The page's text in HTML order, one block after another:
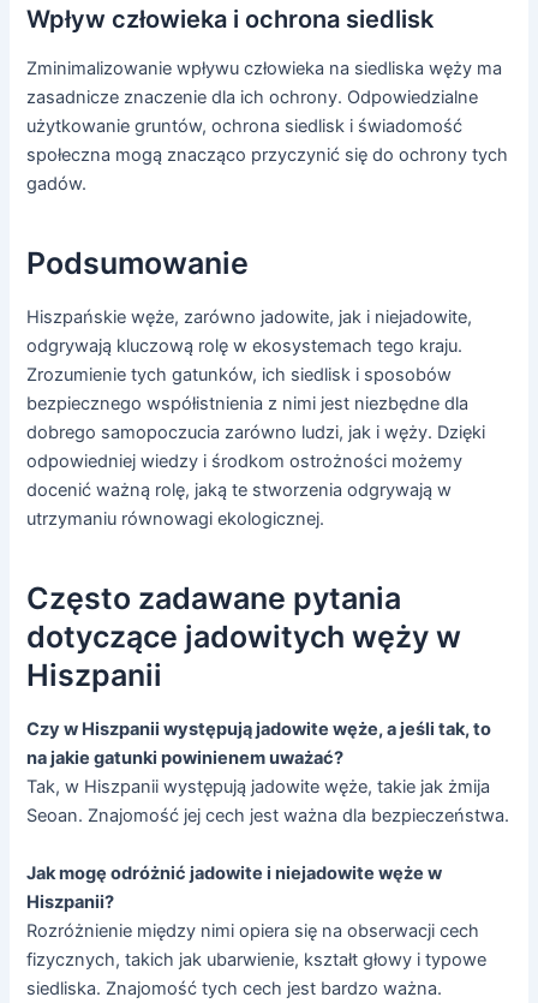
Wpływ człowieka i ochrona siedlisk
Zminimalizowanie wpływu człowieka na siedliska węży ma
zasadnicze znaczenie dla ich ochrony. Odpowiedzialne
użytkowanie gruntów, ochrona siedlisk i świadomość
społeczna mogą znacząco przyczynić się do ochrony tych
gadów.
Podsumowanie
Hiszpańskie węże, zarówno jadowite, jak i niejadowite,
odgrywają kluczową rolę w ekosystemach tego kraju.
Zrozumienie tych gatunków, ich siedlisk i sposobów
bezpiecznego współistnienia z nimi jest niezbędne dla
dobrego samopoczucia zarówno ludzi, jak i węży. Dzięki
odpowiedniej wiedzy i środkom ostrożności możemy
docenić ważną rolę, jaką te stworzenia odgrywają w
utrzymaniu równowagi ekologicznej.
Często zadawane pytania
dotyczące jadowitych węży w
Hiszpanii
Czy w Hiszpanii występują jadowite węże, a jeśli tak, to
na jakie gatunki powinienem uważać?
Tak, w Hiszpanii występują jadowite węże, takie jak żmija
Seoan. Znajomość jej cech jest ważna dla bezpieczeństwa.
Jak mogę odróżnić jadowite i niejadowite węże w
Hiszpanii?
Rozróżnienie między nimi opiera się na obserwacji cech
fizycznych, takich jak ubarwienie, kształt głowy i typowe
siedliska. Znajomość tych cech jest bardzo ważna.